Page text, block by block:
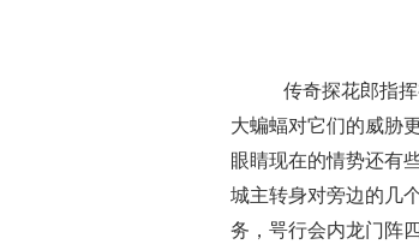
传奇探花郎指
大蝙蝠对它们的威胁
眼睛现在的情势还有
城主转身对旁边的几
务，咢行会内龙门阵